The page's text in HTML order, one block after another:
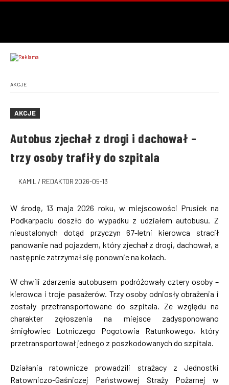
AKCJE
AKCJE
Autobus zjechał z drogi i dachował –
trzy osoby trafiły do szpitala
KAMIL / REDAKTOR 2026-05-13
W środę, 13 maja 2026 roku, w miejscowości Prusiek na
Podkarpaciu doszło do wypadku z udziałem autobusu. Z
nieustalonych dotąd przyczyn 67-letni kierowca stracił
panowanie nad pojazdem, który zjechał z drogi, dachował, a
następnie zatrzymał się ponownie na kołach.
W chwili zdarzenia autobusem podróżowały cztery osoby –
kierowca i troje pasażerów. Trzy osoby odniosły obrażenia i
zostały przetransportowane do szpitala. Ze względu na
charakter zgłoszenia na miejsce zadysponowano
śmigłowiec Lotniczego Pogotowia Ratunkowego, który
przetransportował jednego z poszkodowanych do szpitala.
Działania ratownicze prowadzili strażacy z Jednostki
Ratowniczo-Gaśniczej Państwowej Straży Pożarnej w